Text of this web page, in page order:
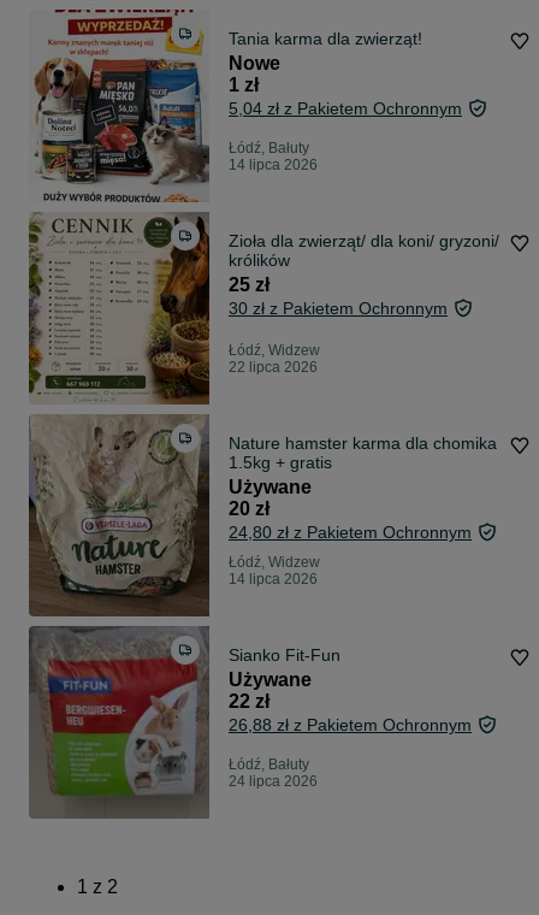
Tania karma dla zwierząt!
Nowe
1 zł
5,04 zł z Pakietem Ochronnym
Łódź, Bałuty
14 lipca 2026
Zioła dla zwierząt/ dla koni/ gryzoni/
królików
25 zł
30 zł z Pakietem Ochronnym
Łódź, Widzew
22 lipca 2026
Nature hamster karma dla chomika
1.5kg + gratis
Używane
20 zł
24,80 zł z Pakietem Ochronnym
Łódź, Widzew
14 lipca 2026
Sianko Fit-Fun
Używane
22 zł
26,88 zł z Pakietem Ochronnym
Łódź, Bałuty
24 lipca 2026
1 z 2